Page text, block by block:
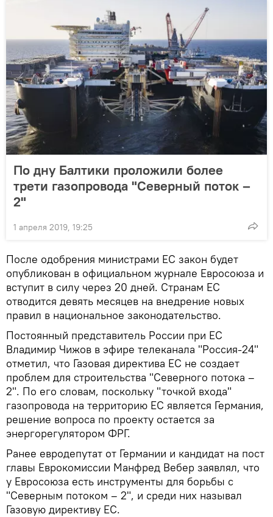
По дну Балтики проложили более
трети газопровода "Северный поток –
2"
1 апреля 2019, 19:25
После одобрения министрами ЕС закон будет
опубликован в официальном журнале Евросоюза и
вступит в силу через 20 дней. Странам ЕС
отводится девять месяцев на внедрение новых
правил в национальное законодательство.
Постоянный представитель России при ЕС
Владимир Чижов в эфире телеканала "Россия-24"
отметил, что Газовая директива ЕС не создает
проблем для строительства "Северного потока –
2". По его словам, поскольку "точкой входа"
газопровода на территорию ЕС является Германия,
решение вопроса по проекту остается за
энергорегулятором ФРГ.
Ранее евродепутат от Германии и кандидат на пост
главы Еврокомиссии Манфред Вебер заявлял, что
у Евросоюза есть инструменты для борьбы с
"Северным потоком – 2", и среди них называл
Газовую директиву ЕС.